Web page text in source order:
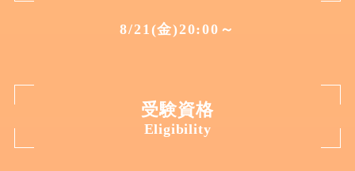
8/21(金)20:00～
受験資格
Eligibility